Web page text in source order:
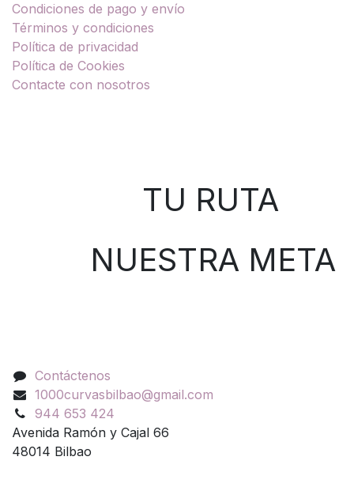
Condiciones de pago y envío
Términos y condiciones
Política de privacidad
Política de Cookies
Contacte con nosotros
TU RUTA
NUESTRA META
Contáctenos
1000curvasbilbao@gmail.com
944 653 424
Avenida Ramón y Cajal 66
48014 Bilbao